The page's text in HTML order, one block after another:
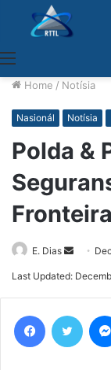
Home / Notísia
Nasionál Notísia
Polda &
Fronteira
E. Dias
Send
an
Last Updated: